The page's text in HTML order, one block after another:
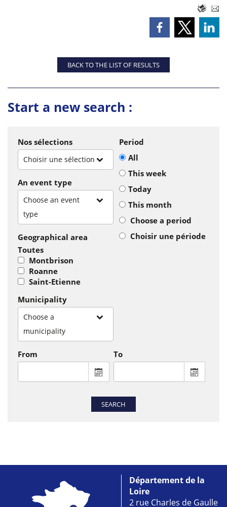
BACK TO THE LIST OF RESULTS
Start a new search :
Nos sélections
Choisir une sélection
An event type
Choose an event
type
Geographical area
Toutes
Montbrison
Roanne
Saint-Etienne
Municipality
Choose a
municipality
Period
All
This week
Today
This month
Choose a period
Choisir une période
From
From : display the calendar to
To
To :
SEARCH
Département de la
Loire
2 rue Charles de Gaulle